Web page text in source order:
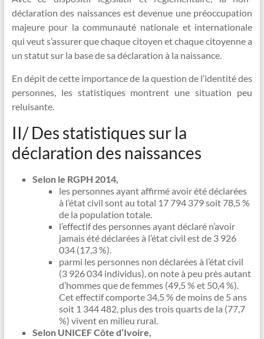
déclaration des naissances est devenue une préoccupation
majeure pour la communauté nationale et internationale
qui veut s’assurer que chaque citoyen et chaque citoyenne a
un statut sur la base de sa déclaration à la naissance.
En dépit de cette importance de la question de l’identité des
personnes, les statistiques montrent une situation peu
reluisante.
II/ Des statistiques sur la
déclaration des naissances
Selon le RGPH 2014,
les personnes ayant affirmé avoir été déclarées
à l’état civil sont au total 17 794 379 soit 78,5 %
de la population totale.
l’effectif des personnes ayant déclaré n’avoir
jamais été déclarées à l’état civil est de 3 926
034 (17,3 %).
parmi les personnes non déclarées à l’état civil
(3 926 034 individus), on note à peu près autant
d’hommes que de femmes (49,5 % et 50,4 %).
Cet effectif comporte 34,5 % de moins de 5 ans
soit 1 344 482, plus des trois quarts de la (77,7
%) vivent en milieu rural.
Selon UNICEF Côte d’Ivoire,